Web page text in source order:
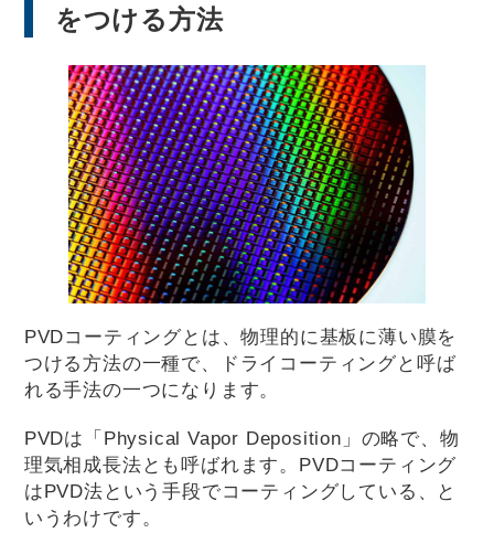
をつける方法
PVDコーティングとは、物理的に基板に薄い膜を
つける方法の一種で、ドライコーティングと呼ば
れる手法の一つになります。
PVDは「Physical Vapor Deposition」の略で、物
理気相成長法とも呼ばれます。PVDコーティング
はPVD法という手段でコーティングしている、と
いうわけです。